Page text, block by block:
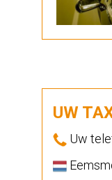
UW
Uw